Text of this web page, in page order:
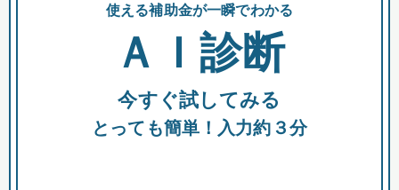
全国の検索結果を含めて表示
助成金 融資 出資
使える補助金が一瞬でわかる
ＡＩ診断
今すぐ試してみる
とっても簡単！入力約３分